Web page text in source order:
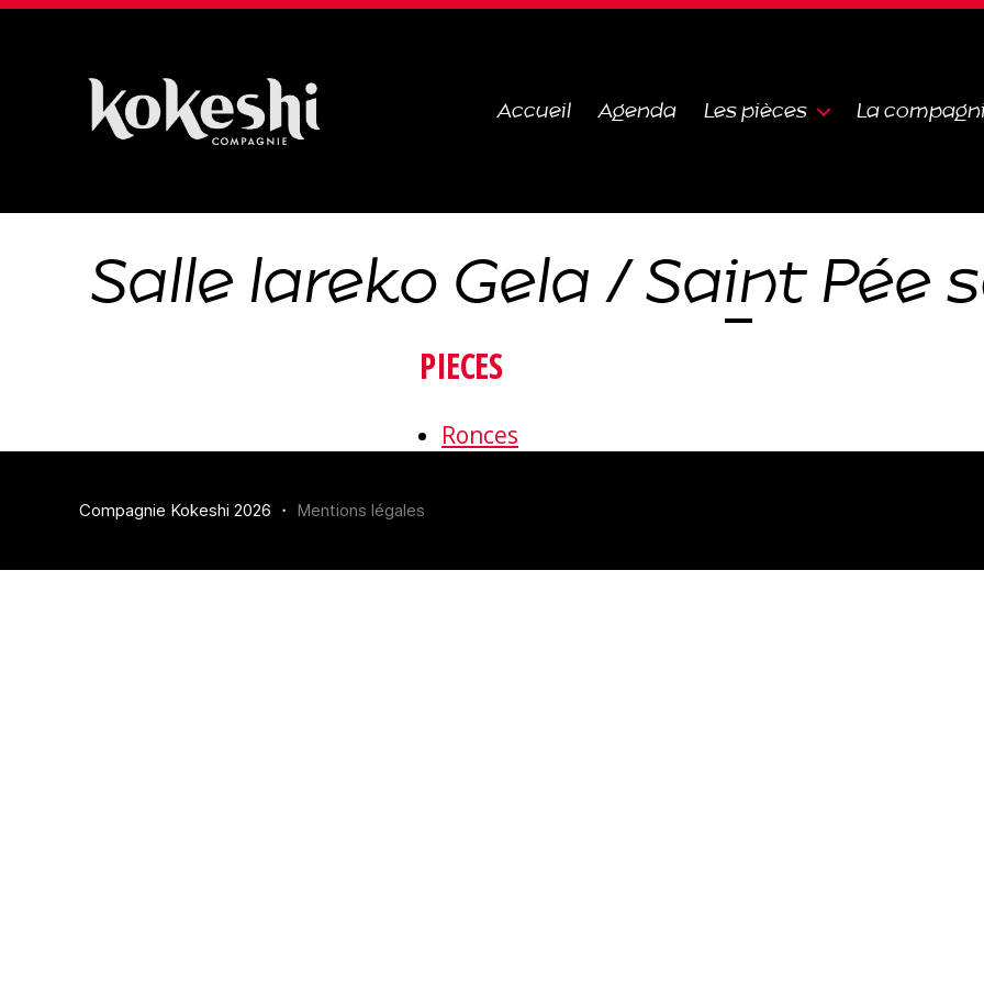
Accueil Agenda Les pièces La
Salle lareko Gela / Saint Pée
PIECES
Ronces
Compagnie Kokeshi 2026 ・ Mentions légales